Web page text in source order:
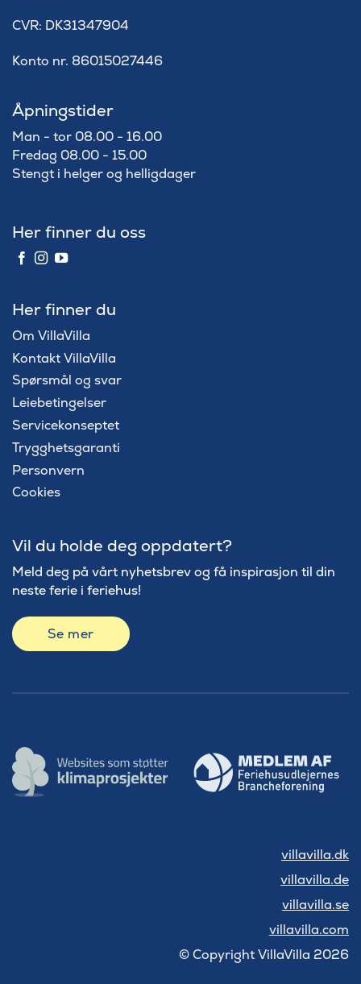
​CVR: DK31347904
Konto nr. 86015027446
Åpningstider
Man - tor 08.00 - 16.00
Fredag 08.00 - 15.00
Stengt i helger og helligdager
Her finner du oss
Her finner du
Om VillaVilla
Kontakt VillaVilla
Spørsmål og svar
Leiebetingelser
Servicekonseptet
Trygghetsgaranti
Personvern
Cookies
Vil du holde deg oppdatert?
Meld deg på vårt nyhetsbrev og få inspirasjon til din
neste ferie i feriehus!
Se mer
villavilla.dk
villavilla.de
villavilla.se
villavilla.com
© Copyright VillaVilla 2026